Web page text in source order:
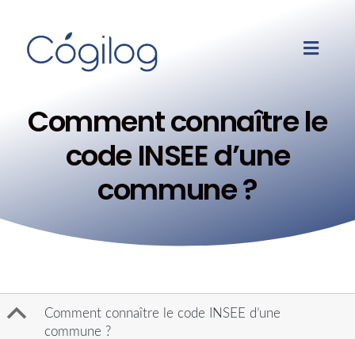
Comment connaître le
code INSEE d’une
commune ?
B
Comment connaître le code INSEE d’une
commune ?